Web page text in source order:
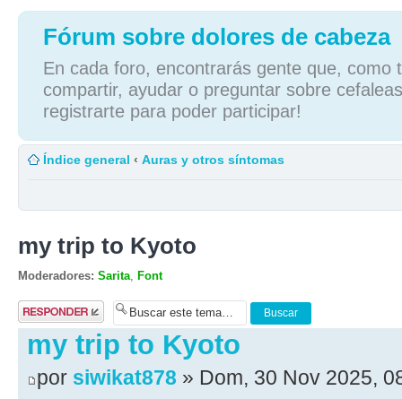
Fórum sobre dolores de cabeza
En cada foro, encontrarás gente que, como
compartir, ayudar o preguntar sobre
registrarte para poder participar!
Índice general ‹ Auras y otros síntomas
my trip to Kyoto
Moderadores: Sarita Font
Publicar una
respuesta
my trip to Kyoto
por siwikat878 » Dom, 30 Nov 2025,